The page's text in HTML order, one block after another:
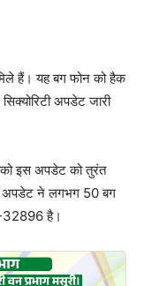
हैं। यह बग फोन को हैक
अपडेट जारी
इस अपडेट को तुरंत
अपडेट ने लगभग 50 बग
32896 है।